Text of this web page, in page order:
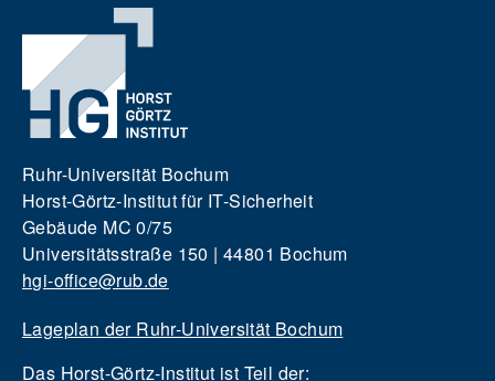
Ruhr-Universität Bochum
Horst-Görtz-Institut für IT-Sicherheit
Gebäude MC 0/75
Universitätsstraße 150 | 44801 Bochum
hgi-office@rub.de
Lageplan der Ruhr-Universität Bochum
Das Horst-Görtz-Institut ist Teil der: